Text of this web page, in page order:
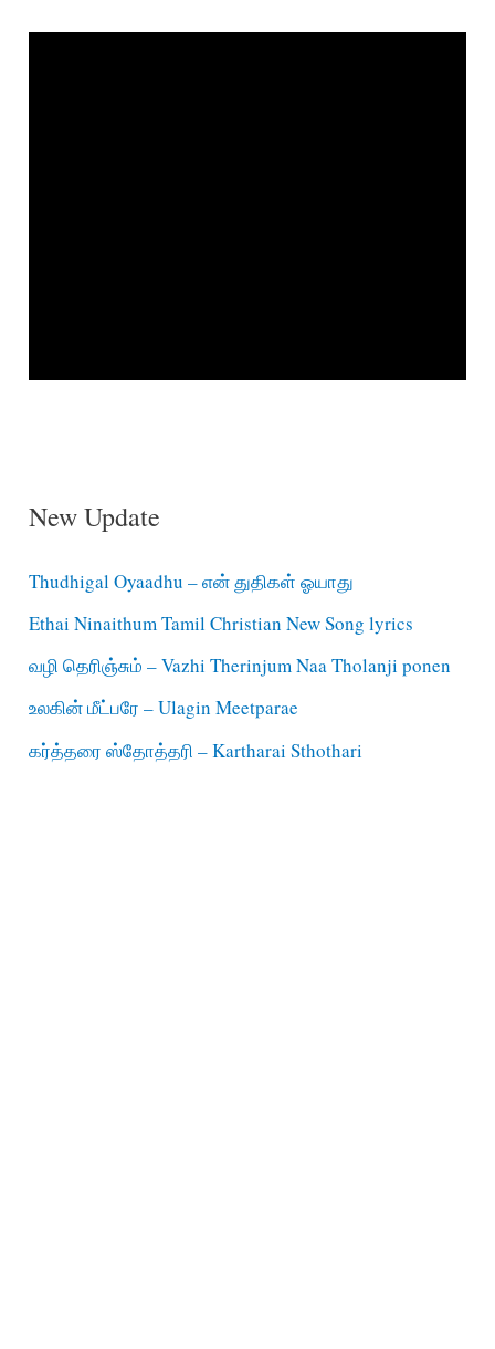
New Update
Thudhigal Oyaadhu – என் துதிகள் ஓயாது
Ethai Ninaithum Tamil Christian New Song lyrics
வழி தெரிஞ்சும் – Vazhi Therinjum Naa Tholanji ponen
உலகின் மீட்பரே – Ulagin Meetparae
கர்த்தரை ஸ்தோத்தரி – Kartharai Sthothari